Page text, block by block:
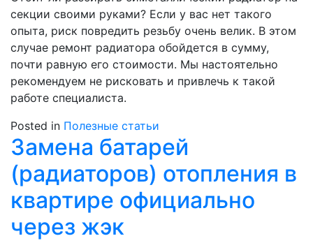
секции своими руками? Если у вас нет такого
опыта, риск повредить резьбу очень велик. В этом
случае ремонт радиатора обойдется в сумму,
почти равную его стоимости. Мы настоятельно
рекомендуем не рисковать и привлечь к такой
работе специалиста.
Posted in Полезные статьи
Замена батарей
(радиаторов) отопления в
квартире официально
через жэк